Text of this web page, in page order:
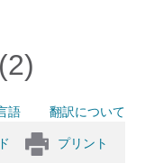
語 翻訳について
プリント